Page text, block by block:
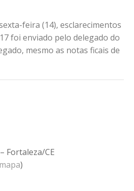
feira (14), esclarecimentos
foi enviado pelo delegado do
mesmo as notas ficais de
Fortaleza/CE
)